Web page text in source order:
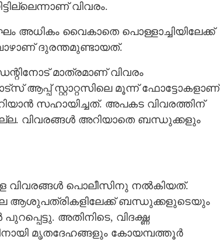
വിവരം.
അധികം വൈകാതെ പൊള്ളാച്ചിയിലേക്ക്
ദുരന്തമുണ്ടായത്.
മാത്രമാണ് വിവരം
ആപ്പ് സ്റ്റാറ്റസിലെ മൂന്ന് ഫോട്ടോകളാണ്
സഹായിച്ചത്. അപകട വിവരത്തിന്
വിവരങ്ങൾ അറിയാതെ ബന്ധുക്കളും
പൊലീസിനു നൽകിയത്.
ആശുപത്രികളിലേക്ക് ബന്ധുക്കളുടെയും
അതിനിടെ, വിദഗ്ദ്ധ
മൃതദേഹങ്ങളും കോയമ്പത്തൂ‌ർ